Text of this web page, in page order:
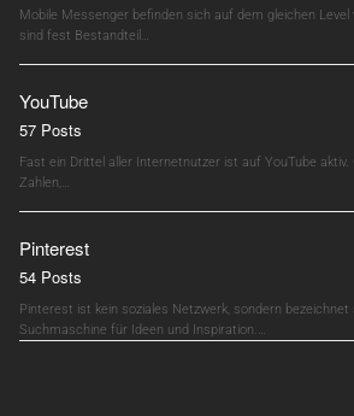
Mobile Messenger befinden sich auf dem gleichen Level
sind fest Bestandteil…
YouTube
57 Posts
Fast ein Drittel aller Internetnutzer ist auf YouTube aktiv.
Zahlen,…
Pinterest
54 Posts
Pinterest ist kein soziales Netzwerk, sondern bezeichnet
Suchmaschine für Ideen und Inspiration.…